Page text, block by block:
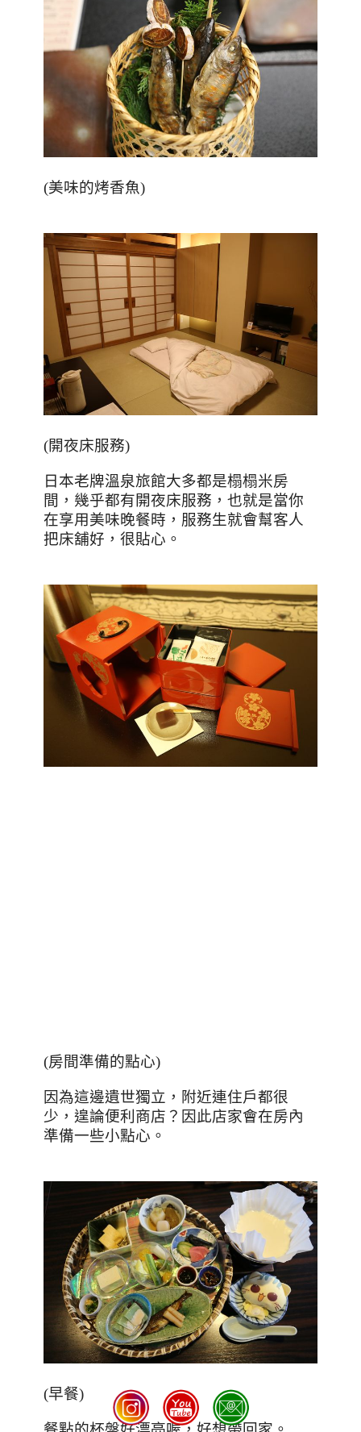
(美味的烤香魚)
(開夜床服務)
日本老牌溫泉旅館大多都是榻榻米房
間，幾乎都有開夜床服務，也就是當你
在享用美味晚餐時，服務生就會幫客人
把床舖好，很貼心。
(房間準備的點心)
因為這邊遺世獨立，附近連住戶都很
少，遑論便利商店？因此店家會在房內
準備一些小點心。
(早餐)